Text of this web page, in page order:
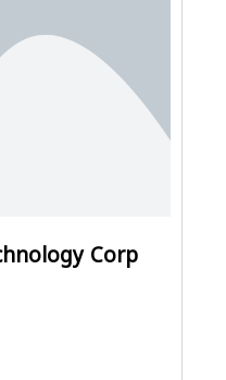
Corp